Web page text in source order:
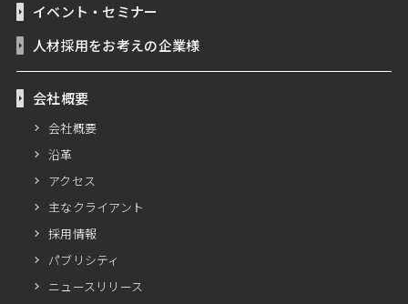
イベント・セミナー
人材採用をお考えの企業様
会社概要
会社概要
沿革
アクセス
主なクライアント
採用情報
パブリシティ
ニュースリリース